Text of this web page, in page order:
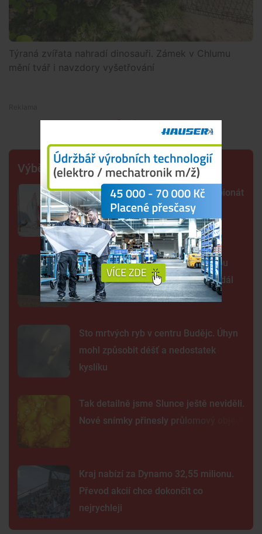
Týraná zvířata nahradí dinosauři. Zámek v Chlumu
mění tvář i navzdory vyšetřování
Premium
Výběr šéfredaktora
Lipno poprvé hostí evropský šampionát
jachtařů. Závodníci bojují hlavně s
počasím
Šelma na jihu Čech? Záběry mohou
zachycovat kočku, policie hlášení dál
prověřuje
Sto mrtvých ryb v centru Budějc. Úhyn
mohl způsobit déšť a nedostatek
kyslíku
Tak detailně jsme Slunce ještě neviděli.
Nové snímky přinesly průlomový objev
Kraj nabízí za Dynamo 32,55 milionu.
Převod akcií chce dokončit co
nejrychleji